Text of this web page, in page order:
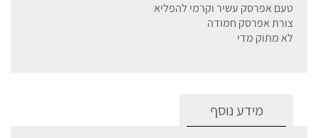
טעם אפרסק עשיר וקרמי להפליא
צורת אפרסק חמודה
לא מתוק מדי
מידע נוסף